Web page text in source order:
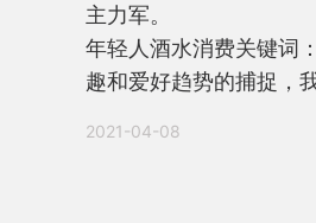
主力军。
年轻人酒水消费关键词
趣和爱好趋势的捕捉，
2021-04-08